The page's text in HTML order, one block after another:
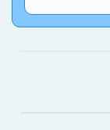
指
賽
臺
賀
市